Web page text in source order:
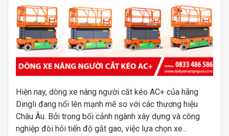
Hiện nay, dòng xe nâng người cắt kéo AC+ của hãng
Dingli đang nổi lên mạnh mẽ so với các thương hiệu
Châu Âu. Bởi trong bối cảnh ngành xây dựng và công
nghiệp đòi hỏi tiến độ gắt gao, việc lựa chọn xe...